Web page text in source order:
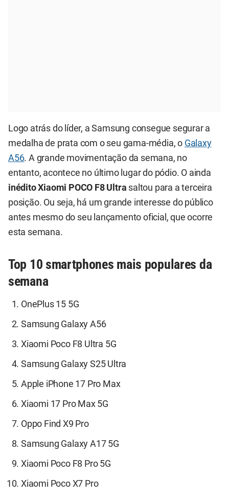
Logo atrás do líder, a Samsung consegue segurar a
medalha de prata com o seu gama-média, o Galaxy
A56. A grande movimentação da semana, no
entanto, acontece no último lugar do pódio. O ainda
inédito Xiaomi POCO F8 Ultra saltou para a terceira
posição. Ou seja, há um grande interesse do público
antes mesmo do seu lançamento oficial, que ocorre
esta semana.
Top 10 smartphones mais populares da
semana
OnePlus 15 5G
Samsung Galaxy A56
Xiaomi Poco F8 Ultra 5G
Samsung Galaxy S25 Ultra
Apple iPhone 17 Pro Max
Xiaomi 17 Pro Max 5G
Oppo Find X9 Pro
Samsung Galaxy A17 5G
Xiaomi Poco F8 Pro 5G
Xiaomi Poco X7 Pro